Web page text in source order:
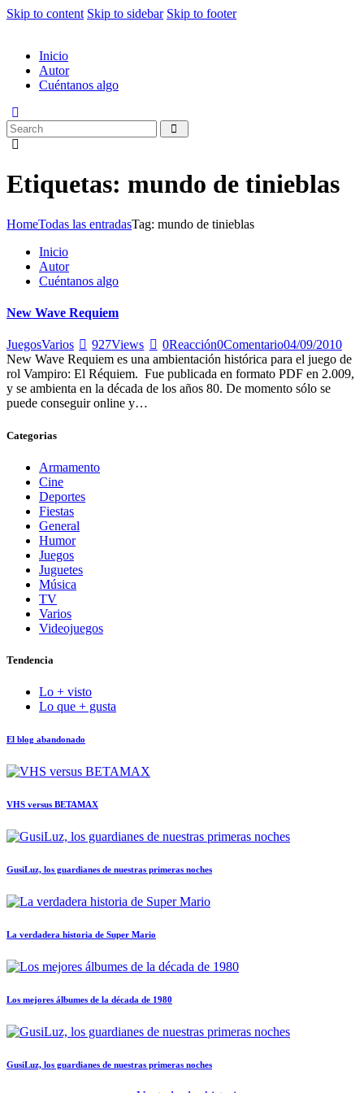
Skip to content Skip to sidebar Skip to footer
Inicio
Autor
Cuéntanos algo
Etiquetas: mundo de tinieblas
HomeTodas las entradasTag: mundo de tinieblas
Inicio
Autor
Cuéntanos algo
New Wave Requiem
JuegosVarios 927Views 0Reacción0Comentario04/09/2010
New Wave Requiem es una ambientación histórica para el juego de
rol Vampiro: El Réquiem. Fue publicada en formato PDF en 2.009,
y se ambienta en la década de los años 80. De momento sólo se
puede conseguir online y…
Categorias
Armamento
Cine
Deportes
Fiestas
General
Humor
Juegos
Juguetes
Música
TV
Varios
Videojuegos
Tendencia
Lo + visto
Lo que + gusta
El blog abandonado
VHS versus BETAMAX
GusiLuz, los guardianes de nuestras primeras noches
La verdadera historia de Super Mario
Los mejores álbumes de la década de 1980
GusiLuz, los guardianes de nuestras primeras noches